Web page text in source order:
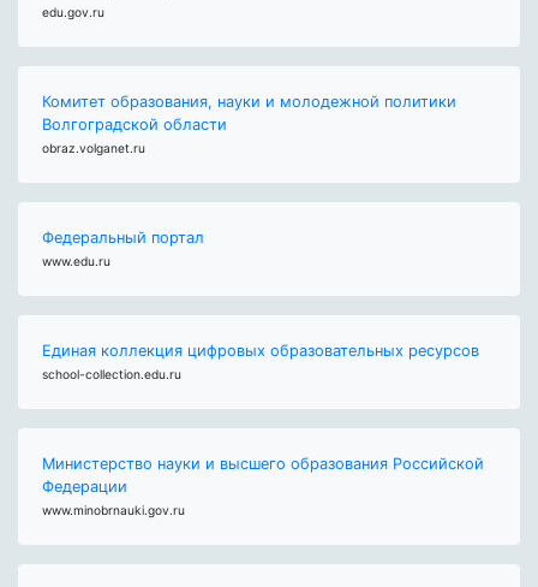
edu.gov.ru
Комитет образования, науки и молодежной политики
Волгоградской области
obraz.volganet.ru
Федеральный портал
www.edu.ru
Единая коллекция цифровых образовательных ресурсов
school-collection.edu.ru
Министерство науки и высшего образования Российской
Федерации
www.minobrnauki.gov.ru